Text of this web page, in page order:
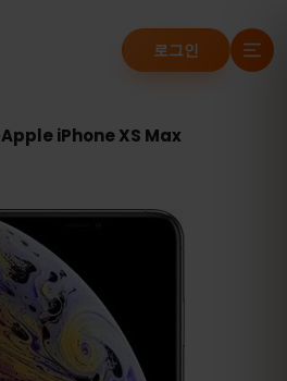
로그인
Apple iPhone XS Max